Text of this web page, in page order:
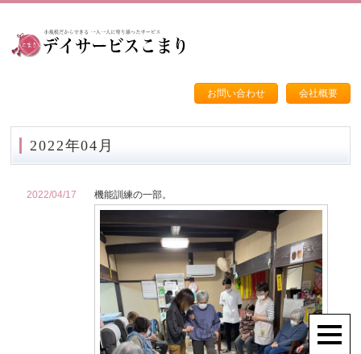
お問い合わせ 会社概要
2022年04月
2022/04/17 機能訓練の一部。